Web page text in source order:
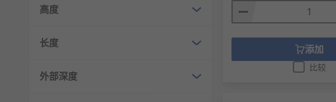
高度
长度
外部深度
添加
比较